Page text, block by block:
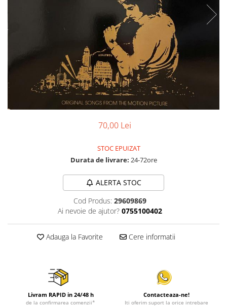
Colecția Electrecord
70,00 Lei
STOC EPUIZAT
Durata de livrare: 24-72ore
ALERTA STOC
Cod Produs: 29609869
Ai nevoie de ajutor? 0755100402
Adauga la Favorite Cere informatii
Livram RAPID in 24/48 h
de la confirmarea comenzii*
Contacteaza-ne!
Iti oferim suport la orice intrebare